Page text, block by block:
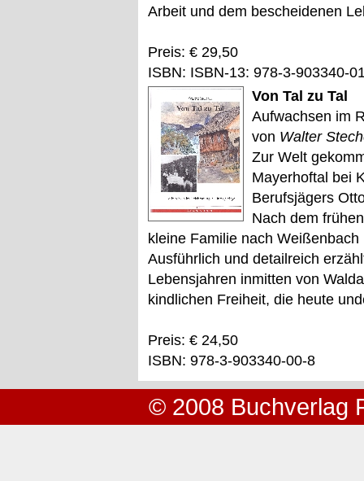
Arbeit und dem bescheidenen
Preis: € 29,50
ISBN: ISBN-13: 978-3-903340-
Von Tal zu Tal
Aufwachsen im
von Walter
Zur Welt
Mayerhoftal bei
Berufsjägers
Nach dem
kleine Familie nach
Ausführlich und detailreich
Lebensjahren inmitten von
kindlichen Freiheit, die heute
Preis: € 24,50
ISBN: 978-3-903340-00-8
© 2008 Buchverlag